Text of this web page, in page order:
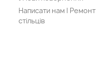
Написати нам | Ремонт
стільців